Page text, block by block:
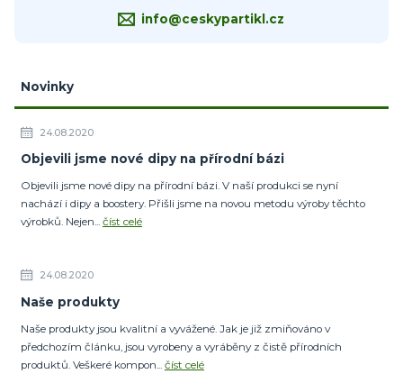
info@ceskypartikl.cz
Novinky
24.08.2020
Objevili jsme nové dipy na přírodní bázi
Objevili jsme nové dipy na přírodní bázi. V naší produkci se nyní
nachází i dipy a boostery. Přišli jsme na novou metodu výroby těchto
výrobků. Nejen... číst celé
24.08.2020
Naše produkty
Naše produkty jsou kvalitní a vyvážené. Jak je již zmiňováno v
předchozím článku, jsou vyrobeny a vyráběny z čistě přírodních
produktů. Veškeré kompon... číst celé